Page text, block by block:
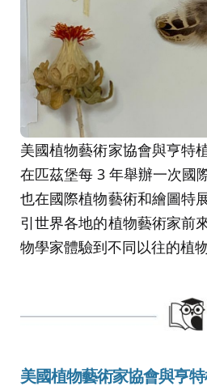
美國植物藝術家協會與亨特
在匹茲堡每 3 年舉辦一次國
也在國際植物藝術和繪圖特
引世界各地的植物藝術家前
物學家體驗到不同以往的植
美國植物藝術家協會與亨